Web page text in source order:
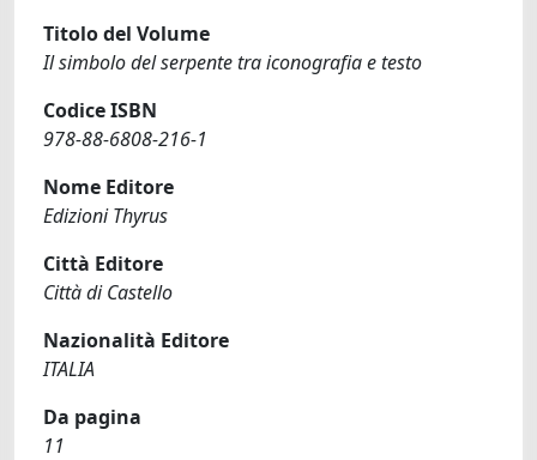
Titolo del Volume
Il simbolo del serpente tra iconografia e testo
Codice ISBN
978-88-6808-216-1
Nome Editore
Edizioni Thyrus
Città Editore
Città di Castello
Nazionalità Editore
ITALIA
Da pagina
11